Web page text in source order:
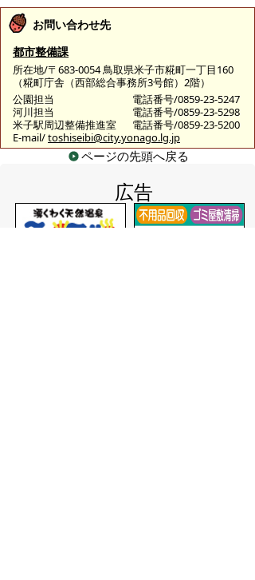
お問い合わせ先
都市整備課
所在地/〒683-0054 鳥取県米子市糀町一丁目160
（糀町庁舎（西部総合事務所3号館）2階）
公園担当
電話番号/0859-23-5247
河川担当
電話番号/0859-23-5298
米子駅周辺整備推進室
電話番号/0859-23-5200
E-mail/toshiseibi@city.yonago.lg.jp
ページの先頭へ戻る
広告